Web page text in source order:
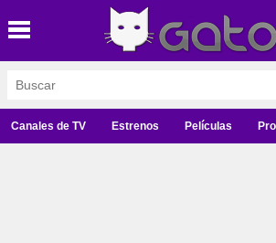
Canales de TV Estrenos Películas